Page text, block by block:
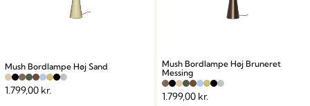
Mush Bordlampe Høj Sand
1.799,00 kr.
Mush Bordlampe Høj Bruneret
Messing
1.799,00 kr.